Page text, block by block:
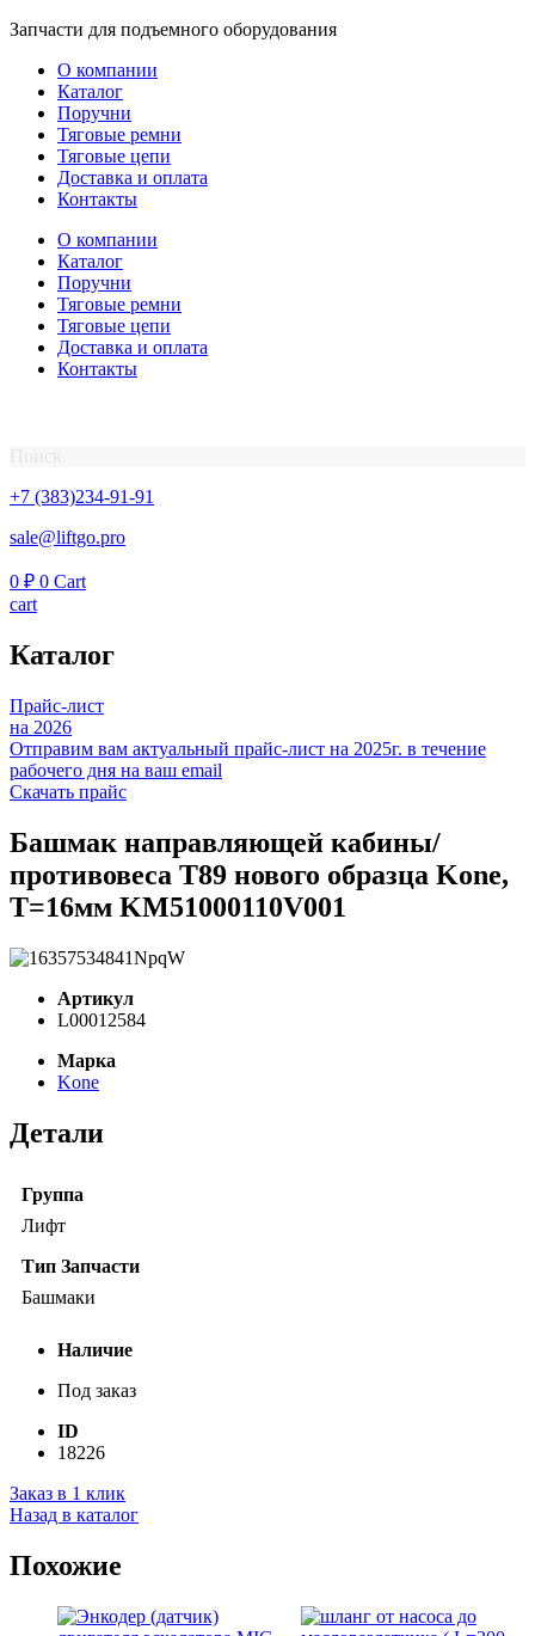
Перейти
содержимому
Запчасти для подъемного оборудования
О компании
Каталог
Поручни
Тяговые ремни
Тяговые цепи
Доставка и оплата
Контакты
О компании
Каталог
Поручни
Тяговые ремни
Тяговые цепи
Доставка и оплата
Контакты
+7 (383)234-91-91
sale@liftgo.pro
0 ₽ 0 Cart
cart
Каталог
Прайс-лист
на 2026
Отправим вам актуальный прайс-лист на 2025г. в течение
рабочего дня на ваш email
Скачать прайс
Башмак направляющей кабины/
противовеса T89 нового образца Kone,
T=16мм KM51000110V001
Артикул
L00012584
Марка
Kone
Детали
Группа
Лифт
Тип Запчасти
Башмаки
Наличие
Под заказ
ID
18226
Заказ в 1 клик
Назад в каталог
Похожие